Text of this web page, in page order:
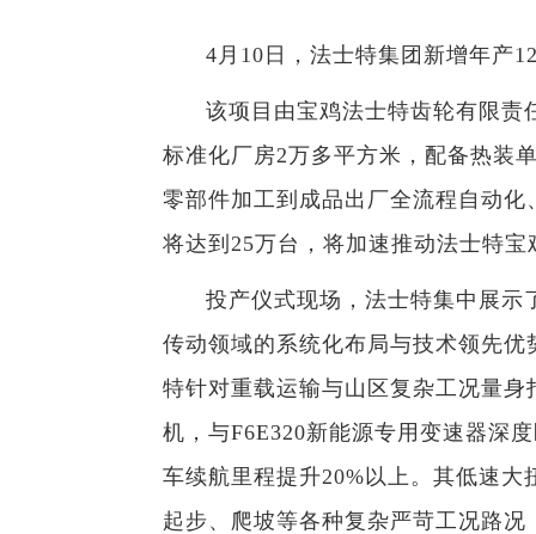
4月10日，法士特集团新增年产
该项目由宝鸡法士特齿轮有限责
标准化厂房2万多平方米，配备热装
零部件加工到成品出厂全流程自 动化
将达到25万台，将加速推动法士特
投产仪式现场，法士特集中展示
传动领域的系统化布局与技术领先优
特针对重载运输与山区复杂工况量
机，与F6E320新能源专用变速器深
车续航里程提升20%以上。其低速
起步、爬坡等各种复杂严苛工况路